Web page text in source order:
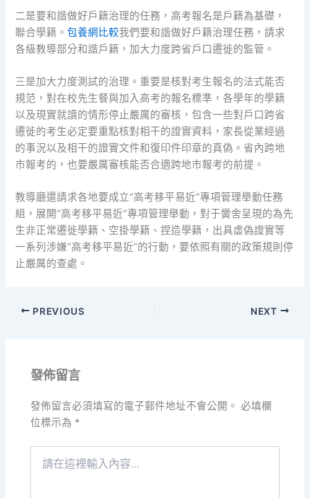
二是要和諧做好戶籍治理的任務，高考報名是戶籍為基礎，
聯合學籍。包養網比較我們要和諧做好戶籍治理任務，請求
各級教導部分和諧戶籍，加大力度跨省戶口遷徙的監管。
三是加大力度測試的治理。重要是核對考生報名的法式能否
規范，對在校先生餐與加入高考的報名標準，各學年的學籍
以及現實就讀的情形停止嚴厲的審核，包含一些對戶口跨省
遷徙的考生必定要重點核對相干的證實資料，家長從業經過
的事況以及相干的證實文件和復印件印章的真偽。省內跨地
市報考的，也要嚴厲審核能否合適跨地市報考的前提。
教導廳還請求各地要成立“高考移平易近”專項管理舉動任務
組，展開“高考移平易近”專項管理舉動，對于黌舍呈現的為先
生非正常遷徙學籍、空掛學籍、捏造學籍，出具虛偽證實等
一系列涉嫌“高考移平易近”的行動，要依照有關的政策規則停
止嚴厲的查處。
PREVIOUS NEXT
發佈留言
發佈留言必須填寫的電子郵件地址不會公開。 必填欄
位標示為 *